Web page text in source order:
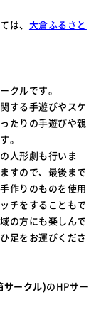
は、 大倉ふるさと
クルです。
する手遊びやスケ
たりの手遊びや親
。
人形劇も行いま
すので、最後まで
作りのものを使用
チをすることもで
の方にも楽しんで
足をお運びくださ
サークル)のHPサー